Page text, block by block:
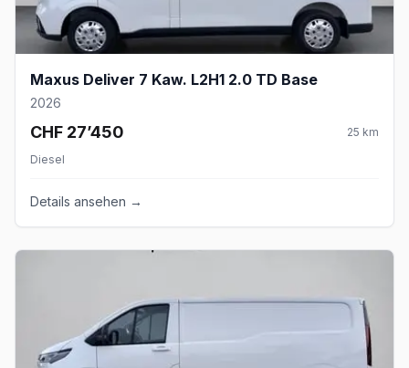
Maxus Deliver 7 Kaw. L2H1 2.0 TD Base
2026
CHF 27’450 25 km
Diesel
Details ansehen →